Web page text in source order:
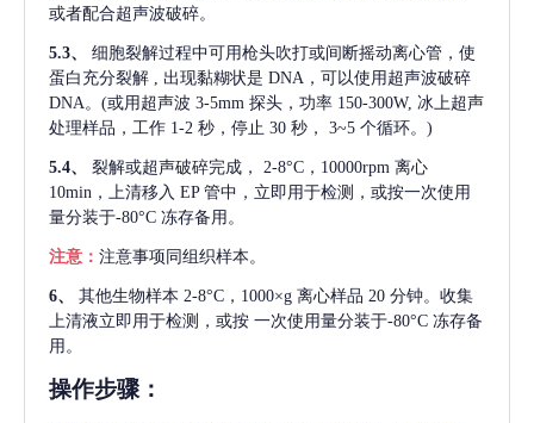
或者配合超声波破碎。
5.3、
细胞裂解过程中可用枪头吹打或间断摇动离心管，使
蛋白充分裂解 , 出现黏糊状是 DNA，可以使用超声波破碎
DNA。(或用超声波 3-5mm 探头，功率 150-300W, 冰上超声
处理样品，工作 1-2 秒，停止 30 秒， 3~5 个循环。)
5.4、 裂解或超声破碎完成，
2-8°C，10000rpm 离心
10min，上清移入 EP 管中，立即用于检测，或按一次使用
量分装于-80°C 冻存备用。
注意： 注意事项同组织样本。
6、 其他生物样本 2-8°C，1000×g 离心样品 20 分钟。收集
上清液立即用于检测，或按 一次使用量分装于-80°C 冻存备
用。
操作步骤：